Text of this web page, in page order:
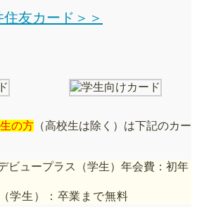
住友カード＞＞
の方 （高校生は除く）は下記のカー
ビュープラス（学生）年会費：初年
学生）：卒業まで無料